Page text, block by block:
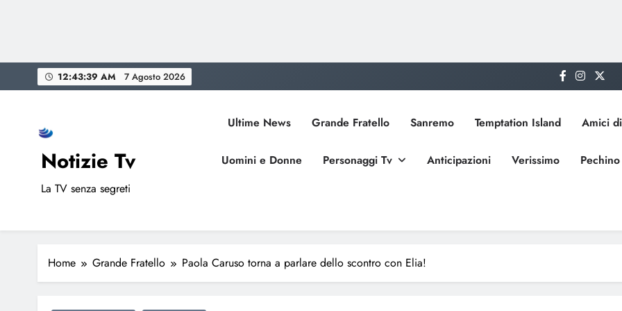
to
12:43:40 AM 7 Agosto 2026
Notizie Tv
La TV senza segreti
Ultime News Grande Fratello Sanremo Temptation Island Amici
Uomini e Donne Personaggi Tv Anticipazioni Verissimo
Home Grande Fratello Paola Caruso torna a parlare dello scontro con Elia!